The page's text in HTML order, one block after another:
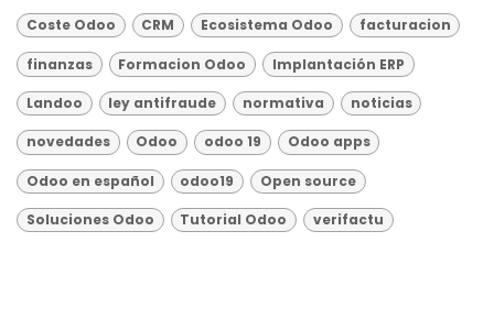
Coste Odoo CRM Ecosistema Odoo facturacion
finanzas Formacion Odoo Implantación ERP
Landoo ley antifraude normativa noticias
novedades Odoo odoo 19 Odoo apps
Odoo en español odoo19 Open source
Soluciones Odoo Tutorial Odoo verifactu